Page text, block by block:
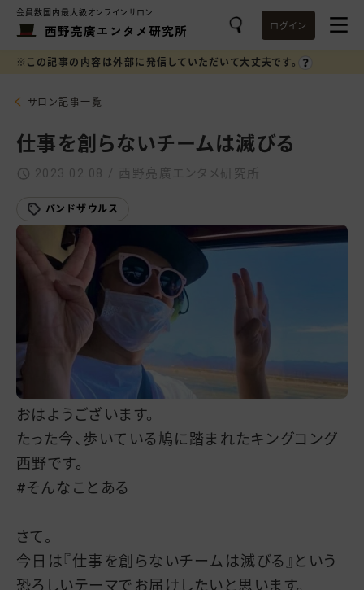
会員数国内最大級オンラインサロン
西野亮廣エンタメ研究所 ログイン
※この記事の内容は外部に発信していただいて大丈夫です。
サロン記事一覧
仕事を創らないチームは滅びる
2023.02.08 / 西野亮廣エンタメ研究所
バンドザウルス
おはようございます。
たった今、歩いている鳩に踏まれたキングコング
西野です。
#そんなことある
さて。
今日は『仕事を創らないチームは滅びる』という
恐ろしいテーマでお届けしたいと思います。